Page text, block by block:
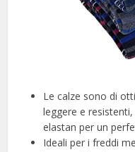
Le calze sono di
leggere e
elastan per un
Ideali per i freddi